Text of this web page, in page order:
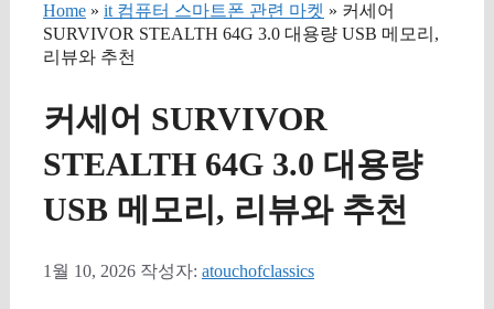
Home » it 컴퓨터 스마트폰 관련 마켓 » 커세어
SURVIVOR STEALTH 64G 3.0 대용량 USB 메모리,
리뷰와 추천
커세어 SURVIVOR
STEALTH 64G 3.0 대용량
USB 메모리, 리뷰와 추천
1월 10, 2026 작성자: atouchofclassics